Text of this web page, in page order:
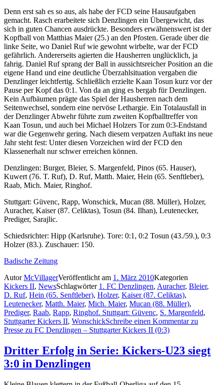
Denn erst sah es so aus, als habe der FCD seine Hausaufgaben
gemacht. Rasch erarbeitete sich Denzlingen ein Übergewicht, das
sich in guten Chancen ausdrückte. Besonders erwähnenswert ist der
Kopfball von Matthias Maier (25.) an den Pfosten. Gerade über die
linke Seite, wo Daniel Ruf wie gewohnt wirbelte, war der FCD
gefährlich. Andererseits agierten die Hausherren unglücklich, ja
fahrig. Daniel Ruf sprang der Ball in aussichtsreicher Position an die
eigene Hand und eine deutliche Überzahlsituation vergaben die
Denzlinger leichtfertig. Schließlich erzielte Kaan Tosun kurz vor der
Pause per Kopf das 0:1. Von da an ging es bergab für Denzlingen.
Kein Aufbäumen prägte das Spiel der Hausherren nach dem
Seitenwechsel, sondern eine nervöse Lethargie. Ein Totalausfall in
der Denzlinger Abwehr führte zum zweiten Kopfballtreffer von
Kaan Tosun, und auch bei Michael Holzers Tor zum 0:3-Endstand
war die Gegenwehr gering. Nach diesem verpatzen Auftakt ins neue
Jahr steht fest: Unter diesen Vorzeichen wird der FCD den
Klassenerhalt nur schwer erreichen können.
Denzlingen: Burger, Bleier, S. Margenfeld, Pinos (65. Hauser),
Kuwert (76. T. Ruf), D. Ruf, Matth. Maier, Hein (65. Senftleber),
Raab, Mich. Maier, Ringhof.
Stuttgart: Güvenc, Rapp, Wonschick, Mucan (88. Müller), Holzer,
Auracher, Kaiser (87. Celiktas), Tosun (84. Ilhan), Leutenecker,
Prediger, Sarajlic.
Schiedsrichter: Hipp (Karlsruhe). Tore: 0:1, 0:2 Tosun (43./59.), 0:3
Holzer (83.). Zuschauer: 150.
Badische Zeitung
AutorMcVillagerVeröffentlicht am 1. März 2010Kategorien
Kickers II, NewsSchlagwörter 1. FC Denzlingen, Auracher, Bleier,
D. Ruf, Hein (65. Senftleber), Holzer, Kaiser (87. Celiktas),
Leutenecker, Matth. Maier, Mich. Maier, Mucan (88. Müller),
Prediger, Raab, Rapp, Ringhof. Stuttgart: Güvenc, S. Margenfeld,
Stuttgarter Kickers II, WonschickSchreibe einen Kommentarzu
Presse zu FC Denzlingen – Stuttgarter Kickers II (0:3)
Dritter Erfolg in Serie: Kickers-U23 siegt
3:0 in Denzlingen